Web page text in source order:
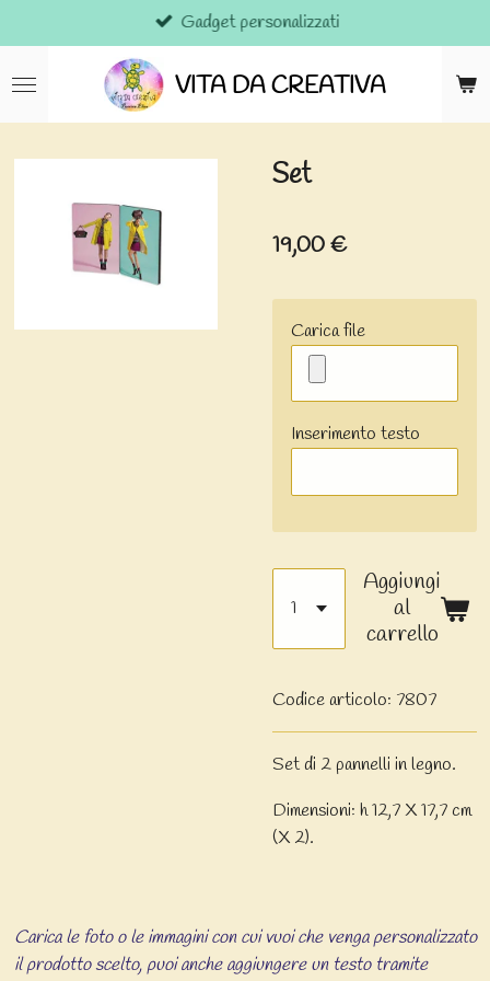
al
contenuto
VITA DA CREATIVA
Gadget personalizzati
Set
19,00 €
Carica file
Inserimento testo
Aggiungi
al
carrello
Codice articolo: 7807
Set di 2 pannelli in legno.
Dimensioni: h 12,7 X 17,7 cm
(X 2).
Carica le foto o le immagini con cui vuoi che venga personalizzato
il prodotto scelto, puoi anche aggiungere un testo tramite